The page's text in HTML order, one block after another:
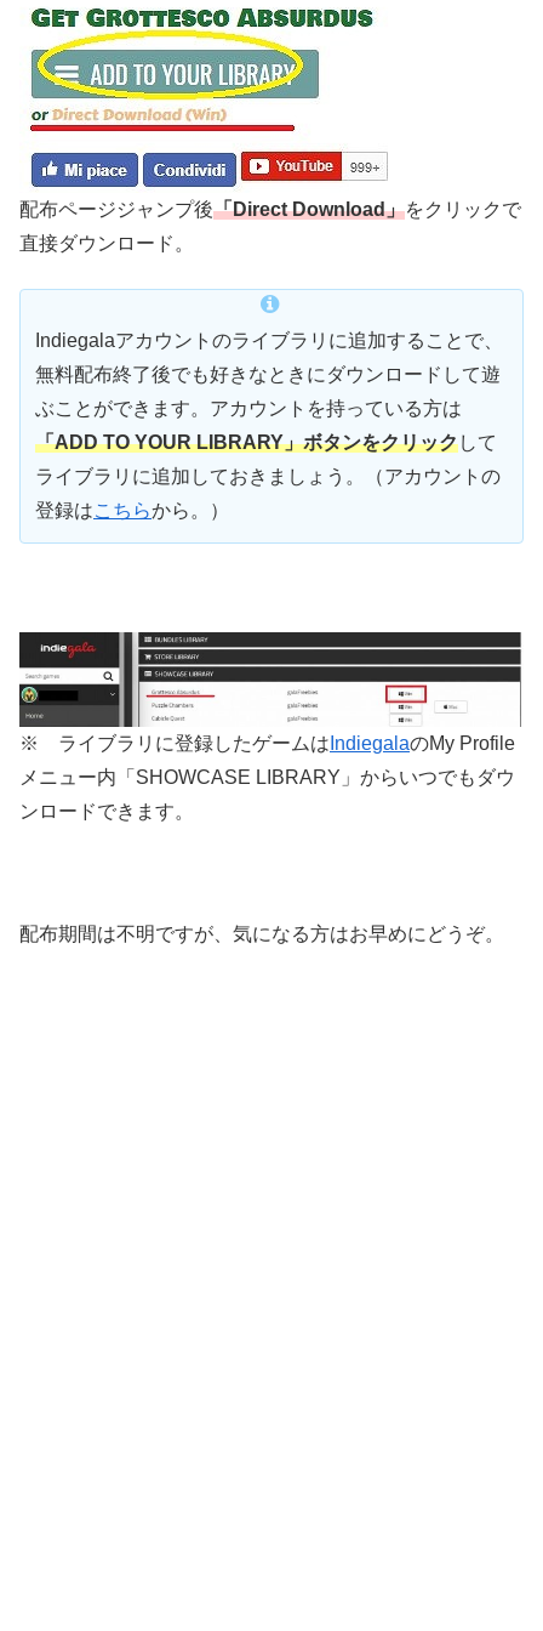
配布ページジャンプ後「Direct Download」をクリックで
直接ダウンロード。
Indiegalaアカウントのライブラリに追加することで、
無料配布終了後でも好きなときにダウンロードして遊
ぶことができます。アカウントを持っている方は
「ADD TO YOUR LIBRARY」ボタンをクリックして
ライブラリに追加しておきましょう。（アカウントの
登録はこちらから。）
※ ライブラリに登録したゲームは IndiegalaのMy Profile
メニュー内「SHOWCASE LIBRARY」からいつでもダウ
ンロードできます。
配布期間は不明ですが、気になる方はお早めにどうぞ。